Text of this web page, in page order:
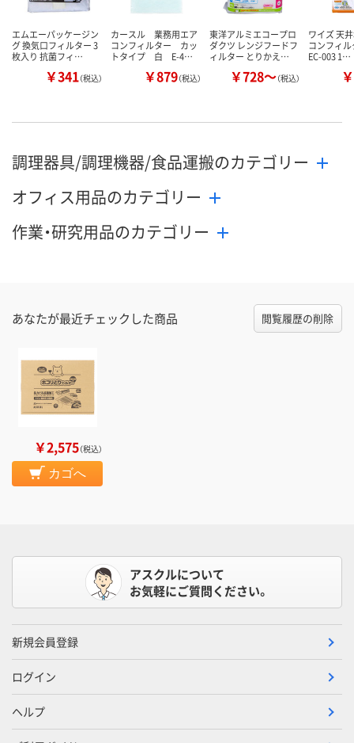
エムエーパッケージン
グ 換気口フィルター 3
枚入り 抗菌フィ…
￥341（税込）
カースル 業務用エア
コンフィルター カッ
トタイプ 白 E-4…
￥879（税込）
東洋アルミエコープロ
ダクツ レンジフードフ
ィルター とりかえ…
￥728～（税込）
ワイズ 天
コンフィ
EC-003 1…
調理器具/調理機器/食品運搬のカテゴリー
オフィス用品のカテゴリー
作業・研究用品のカテゴリー
あなたが最近チェックした商品 閲覧履歴の削除
￥2,575（税込）
カゴへ
アスクルについて
お気軽にご質問ください。
新規会員登録
ログイン
ヘルプ